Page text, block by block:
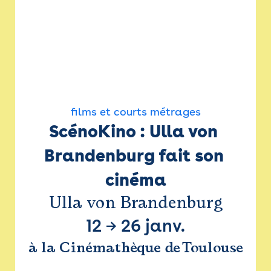
films et courts métrages
ScénoKino : Ulla von
Brandenburg fait son
cinéma
Ulla von Brandenburg
12 → 26 janv.
à la Cinémathèque de Toulouse